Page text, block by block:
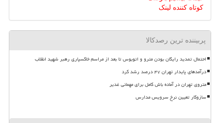
کوتاه کننده لینک
پربیننده ترین رصدکالا
احتمال تمدید رایگان بودن مترو و اتوبوس تا بعد از مراسم خاکسپاری رهبر شهید انقلاب
درآمدهای پایدار تهران ۴۷ درصد رشد کرد
متروی تهران در آماده باش کامل برای مهمانی غدیر
سازوکار تعیین نرخ سرویس مدارس